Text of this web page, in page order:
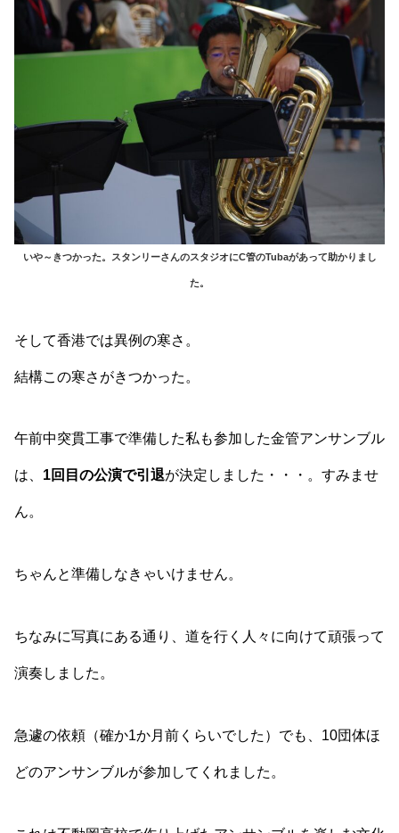
いや～きつかった。スタンリーさんのスタジオにC管のTubaがあって助かりまし
た。
そして香港では異例の寒さ。
結構この寒さがきつかった。
午前中突貫工事で準備した私も参加した金管アンサンブル
は、 1回目の公演で引退が決定しました・・・。すみませ
ん。
ちゃんと準備しなきゃいけません。
ちなみに写真にある通り、道を行く人々に向けて頑張って
演奏しました。
急遽の依頼（確か1か月前くらいでした）でも、10団体ほ
どのアンサンブルが参加してくれました。